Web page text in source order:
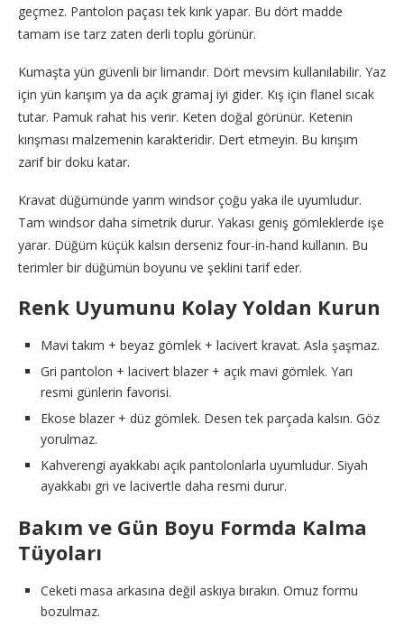
geçmez. Pantolon paçası tek kırık yapar. Bu dört madde
tamam ise tarz zaten derli toplu görünür.
Kumaşta yün güvenli bir limandır. Dört mevsim kullanılabilir. Yaz
için yün karışım ya da açık gramaj iyi gider. Kış için flanel sıcak
tutar. Pamuk rahat his verir. Keten doğal görünür. Ketenin
kırışması malzemenin karakteridir. Dert etmeyin. Bu kırışım
zarif bir doku katar.
Kravat düğümünde yarım windsor çoğu yaka ile uyumludur.
Tam windsor daha simetrik durur. Yakası geniş gömleklerde işe
yarar. Düğüm küçük kalsın derseniz four-in-hand kullanın. Bu
terimler bir düğümün boyunu ve şeklini tarif eder.
Renk Uyumunu Kolay Yoldan Kurun
Mavi takım + beyaz gömlek + lacivert kravat. Asla şaşmaz.
Gri pantolon + lacivert blazer + açık mavi gömlek. Yarı
resmi günlerin favorisi.
Ekose blazer + düz gömlek. Desen tek parçada kalsın. Göz
yorulmaz.
Kahverengi ayakkabı açık pantolonlarla uyumludur. Siyah
ayakkabı gri ve lacivertle daha resmi durur.
Bakım ve Gün Boyu Formda Kalma
Tüyoları
Ceketi masa arkasına değil askıya bırakın. Omuz formu
bozulmaz.